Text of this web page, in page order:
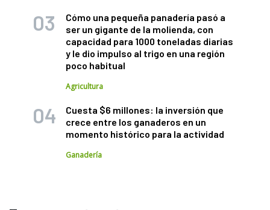
Cómo una pequeña panadería pasó a
ser un gigante de la molienda, con
capacidad para 1000 toneladas diarias
y le dio impulso al trigo en una región
poco habitual
Agricultura
Cuesta $6 millones: la inversión que
crece entre los ganaderos en un
momento histórico para la actividad
Ganadería